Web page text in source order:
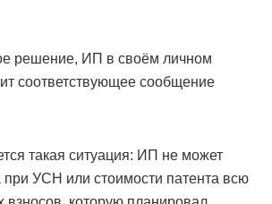
решение, ИП в своём личном
соответствующее сообщение
такая ситуация: ИП не может
при УСН или стоимости патента всю